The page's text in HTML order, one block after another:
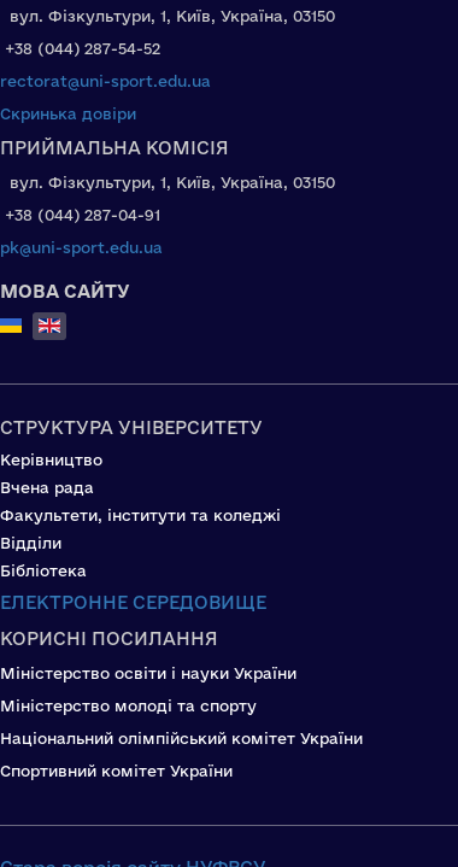
вул. Фізкультури, 1, Київ, Україна, 03150
+38 (044) 287-54-52
rectorat@uni-sport.edu.ua
Скринька довіри
ПРИЙМАЛЬНА КОМІСІЯ
вул. Фізкультури, 1, Київ, Україна, 03150
+38 (044) 287-04-91
pk@uni-sport.edu.ua
МОВА САЙТУ
Select your language
СТРУКТУРА УНІВЕРСИТЕТУ
Керівництво
Вчена рада
Факультети, інститути та коледжі
Відділи
Бібліотека
ЕЛЕКТРОННЕ СЕРЕДОВИЩЕ
КОРИСНІ ПОСИЛАННЯ
Міністерство освіти і науки України
Міністерство молоді та спорту
Національний олімпійський комітет України
Спортивний комітет України